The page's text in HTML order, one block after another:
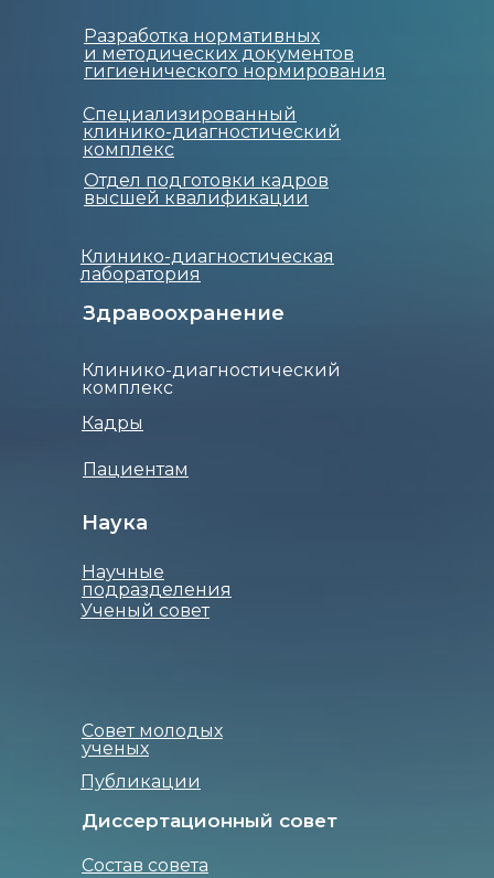
Клинико-диагностический
комплекс
Пациентам
Здравоохранение
Кадры
Научные
подразделения
Наука
Ученый совет
Совет молодых
ученых
Публикации
Диссертационный совет
Состав совета
Разработка нормативных
и методических документов
гигиенического нормирования
Специализированный
клинико-диагностический
комплекс
Отдел подготовки кадров
высшей квалификации
Клинико-диагностическая
лаборатория